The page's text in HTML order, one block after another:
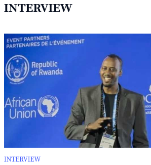
INTERVIEW
INTERVIEW